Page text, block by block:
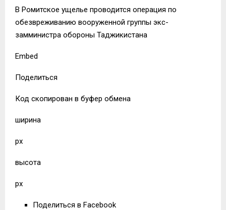
В Ромитское ущелье проводится операция по
обезвреживанию вооруженной группы экс-
замминистра обороны Таджикистана
Embed
Поделиться
Код скопирован в буфер обмена
ширина
px
высота
px
Поделиться в Facebook